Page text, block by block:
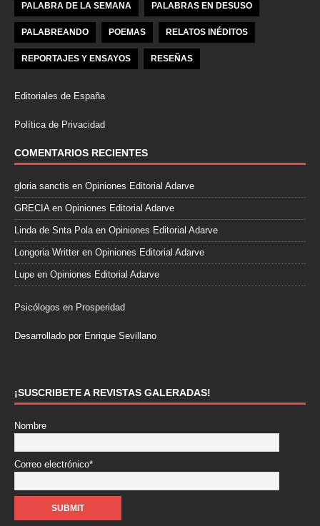
PALABRA DE LA SEMANA PALABRAS EN DESUSO
PALABREANDO POEMAS RELATOS INÉDITOS
REPORTAJES Y ENSAYOS RESEÑAS
Editoriales de España
Política de Privacidad
COMENTARIOS RECIENTES
gloria sanctis en Opiniones Editorial Adarve
GRECIAen Opiniones Editorial Adarve
Linda de Snta Polaen Opiniones Editorial Adarve
Longoria Writter en Opiniones Editorial Adarve
Lupe en Opiniones Editorial Adarve
Psicólogos en Prosperidad
Desarrollado por Enrique Sevillano
¡SUSCRIBETE A REVISTAS GALERADAS!
Nombre
Correo electrónico*